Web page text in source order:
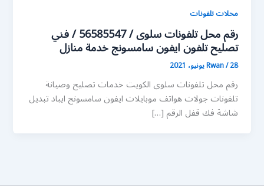
محلات تلفونات
رقم محل تلفونات سلوى / 56585547 / فني
تصليح تلفون ايفون سامسونج خدمة منازل
Rwan/28 يونيو، 2021
رقم محل تلفونات سلوى الكويت خدمات تصليح وصيانة
تلفونات جولات هواتف موبايلات ايفون سامسونج ايباد تبديل
شاشة فك قفل الرقم […]